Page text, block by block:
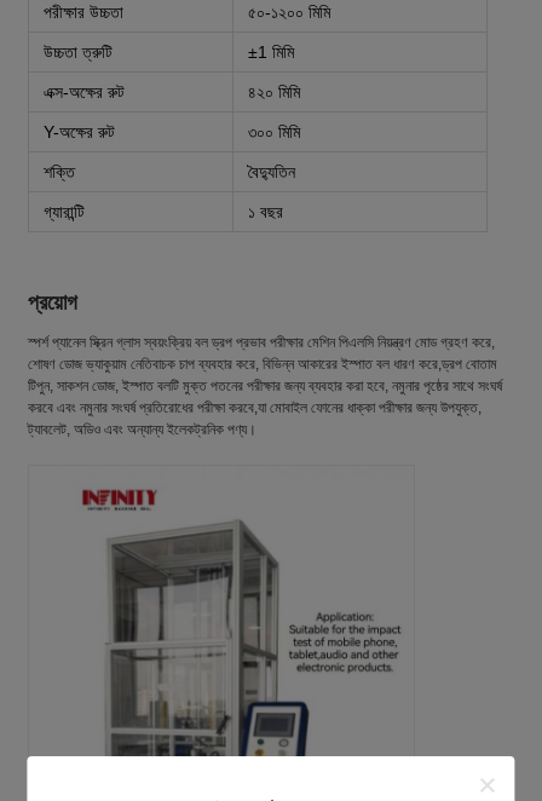
পরীক্ষার উচ্চতা ৫০-১২০০ মিমি
উচ্চতা ত্রুটি ±1 মিমি
এক্স-অক্ষের রুট ৪২০ মিমি
Y-অক্ষের রুট ৩০০ মিমি
শক্তি বৈদ্যুতিন
গ্যারান্টি ১ বছর
প্রয়োগ
স্পর্শ প্যানেল স্ক্রিন গ্লাস স্বয়ংক্রিয় বল ড্রপ প্রভাব পরীক্ষার মেশিন পিএলসি নিয়ন্ত্রণ মোড গ্রহণ করে,
শোষণ ডোজ ভ্যাকুয়াম নেতিবাচক চাপ ব্যবহার করে, বিভিন্ন আকারের ইস্পাত বল ধারণ করে,ড্রপ বোতাম
টিপুন, সাকশন ডোজ, ইস্পাত বলটি মুক্ত পতনের পরীক্ষার জন্য ব্যবহার করা হবে, নমুনার পৃষ্ঠের সাথে সংঘর্ষ
করবে এবং নমুনার সংঘর্ষ প্রতিরোধের পরীক্ষা করবে,যা মোবাইল ফোনের ধাক্কা পরীক্ষার জন্য উপযুক্ত,
ট্যাবলেট, অডিও এবং অন্যান্য ইলেকট্রনিক পণ্য।